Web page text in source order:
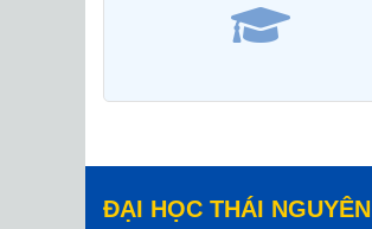
ĐẠI HỌC THÁI NGUYÊN